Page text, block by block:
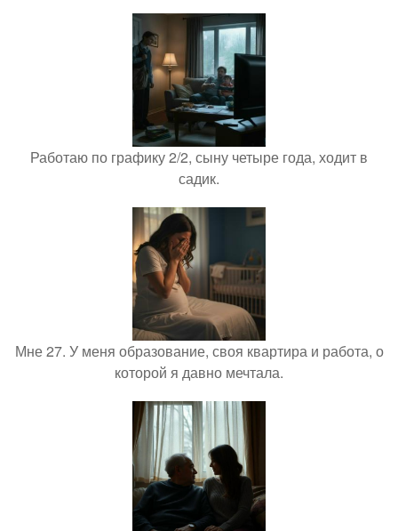
Работаю по графику 2/2, сыну четыре года, ходит в
садик.
Мне 27. У меня образование, своя квартира и работа, о
которой я давно мечтала.